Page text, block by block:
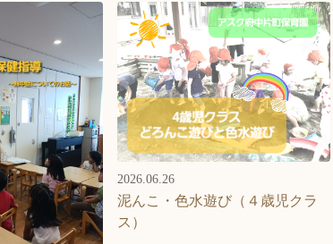
2026.06.26
泥んこ・色水遊び（４歳児クラ
ス）